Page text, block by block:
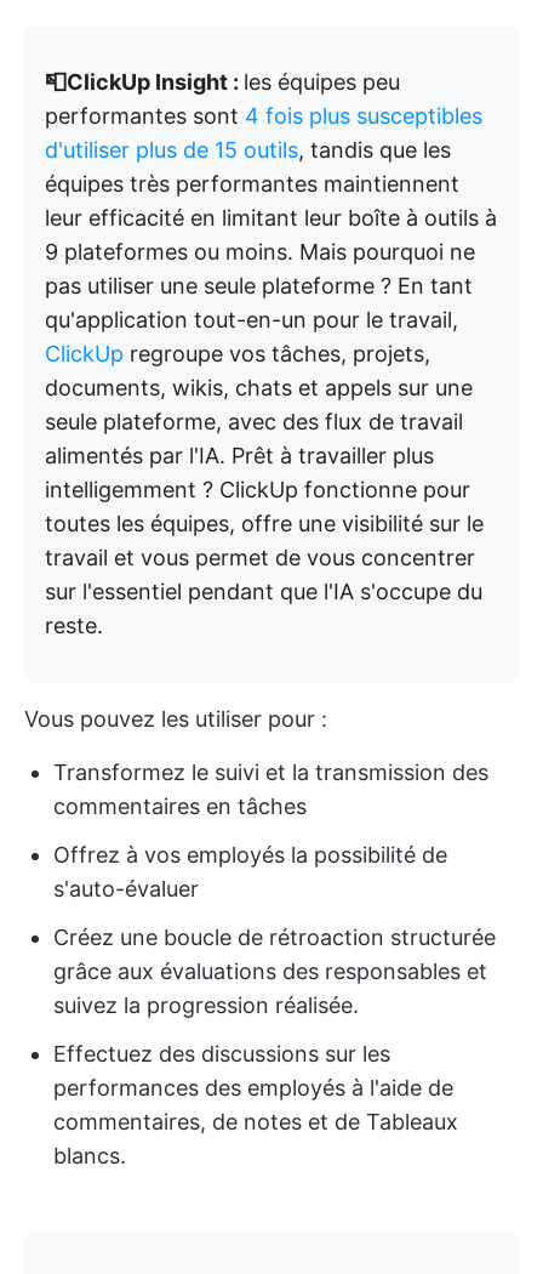
📮ClickUp Insight : les équipes peu
performantes sont 4 fois plus susceptibles
d'utiliser plus de 15 outils, tandis que les
équipes très performantes maintiennent
leur efficacité en limitant leur boîte à outils à
9 plateformes ou moins. Mais pourquoi ne
pas utiliser une seule plateforme ? En tant
qu'application tout-en-un pour le travail,
ClickUp regroupe vos tâches, projets,
documents, wikis, chats et appels sur une
seule plateforme, avec des flux de travail
alimentés par l'IA. Prêt à travailler plus
intelligemment ? ClickUp fonctionne pour
toutes les équipes, offre une visibilité sur le
travail et vous permet de vous concentrer
sur l'essentiel pendant que l'IA s'occupe du
reste.
Vous pouvez les utiliser pour :
Transformez le suivi et la transmission des
commentaires en tâches
Offrez à vos employés la possibilité de
s'auto-évaluer
Créez une boucle de rétroaction structurée
grâce aux évaluations des responsables et
suivez la progression réalisée.
Effectuez des discussions sur les
performances des employés à l'aide de
commentaires, de notes et de Tableaux
blancs.